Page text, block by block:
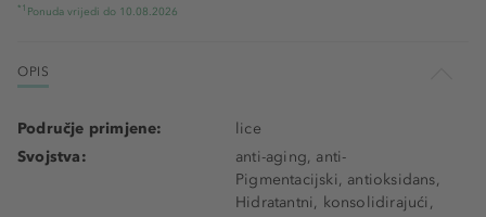
*1 Ponuda vrijedi do 10.08.2026
OPIS
Područje primjene:
lice
Svojstva:
anti-aging, anti-
Pigmentacijski, antioksidans,
Hidratantni, konsolidirajući,